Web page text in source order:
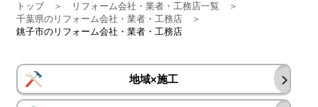
トップ
リフォーム会社・業者・工務店一覧
千葉県のリフォーム会社・業者・工務店
銚子市のリフォーム会社・業者・工務店
地域×施工